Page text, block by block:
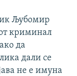
Љубомир
криминал
да
дали се
не е имуна